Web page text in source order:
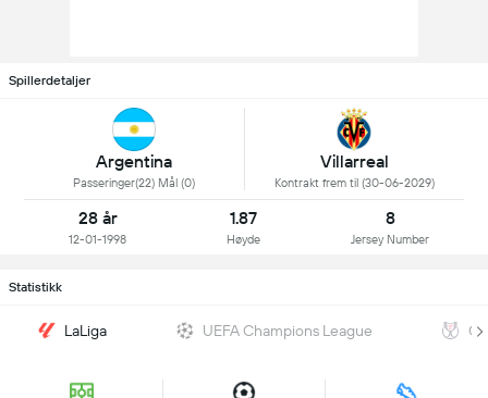
Spillerdetaljer
Argentina
Passeringer(22) Mål (0)
Villarreal
Kontrakt frem til (30-06-2029)
28 år
12-01-1998
1.87
Høyde
8
Jersey Number
Statistikk
LaLiga UEFA Champions League